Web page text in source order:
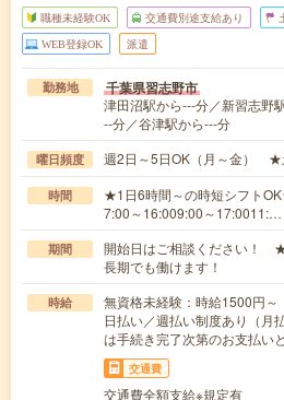
職種未経験OK 交通費別途支給あり
WEB登録OK 派遣
勤務地 千葉県習志野市
津田沼駅から---分／新習志野
--分／谷津駅から---分
曜日頻度 週2日～5日OK（月～金） ★
時間
★1日6時間～の時短シフト
7:00～16:009:00～17:0011:…
期間
開始日はご相談ください！
長期でも働けます！
時給
無資格未経験：時給1500
日払い／週払い制度あり（月
は手続き完了次第のお支払い
交通費
交通費全額支給※規定有